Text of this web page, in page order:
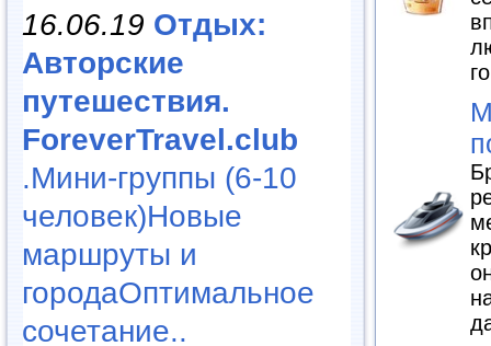
16.06.19 Отдых:
Авторские
путешествия.
ForeverTravel.club
.Мини-группы (6-10
человек)Новые
маршруты и
городаОптимальное
сочетание..